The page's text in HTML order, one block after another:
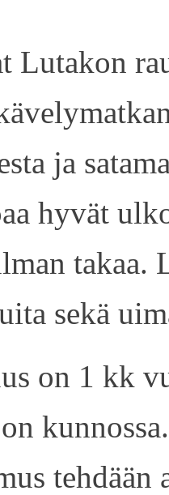
Lutakon
ja
hyvät
sekä
on 1 kk
kunnossa.
tehdään